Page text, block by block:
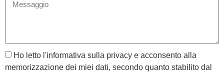
Ho letto l'informativa sulla privacy e acconsento alla
memorizzazione dei miei dati, secondo quanto stabilito dal